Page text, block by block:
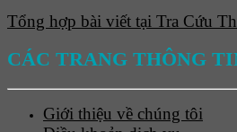
Tổng hợp bài viết tại Tra Cứu
CÁC TRANG THÔNG
Giới thiệu về chúng tôi